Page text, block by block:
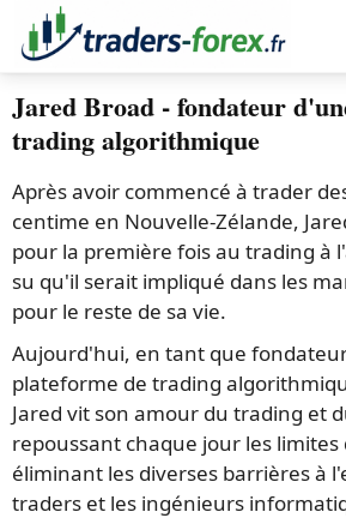
Jared Broad - fondateur
trading algorithmique
Après avoir commencé à trader
centime en Nouvelle-Zélande,
pour la première fois au trading à
su qu'il serait impliqué dans les
pour le reste de sa vie.
Aujourd'hui, en tant que fondateur
plateforme de trading
Jared vit son amour du trading et
repoussant chaque jour les
éliminant les diverses barrières à
traders et les ingénieurs